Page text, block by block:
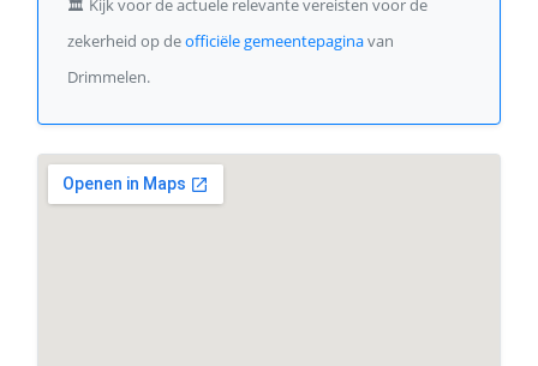
🏛️ Kijk voor de actuele relevante vereisten voor de
zekerheid op deofficiële gemeentepaginavan
Drimmelen.